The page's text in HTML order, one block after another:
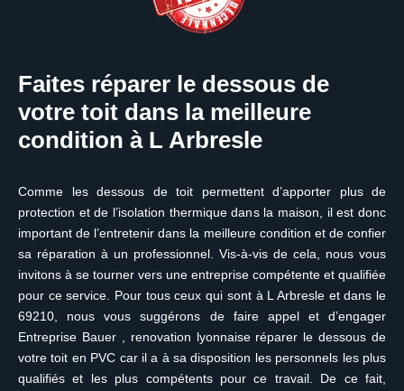
Faites réparer le dessous de
votre toit dans la meilleure
condition à L Arbresle
Comme les dessous de toit permettent d’apporter plus de
protection et de l’isolation thermique dans la maison, il est donc
important de l’entretenir dans la meilleure condition et de confier
sa réparation à un professionnel. Vis-à-vis de cela, nous vous
invitons à se tourner vers une entreprise compétente et qualifiée
pour ce service. Pour tous ceux qui sont à L Arbresle et dans le
69210, nous vous suggérons de faire appel et d’engager
Entreprise Bauer , renovation lyonnaise réparer le dessous de
votre toit en PVC car il a à sa disposition les personnels les plus
qualifiés et les plus compétents pour ce travail. De ce fait,